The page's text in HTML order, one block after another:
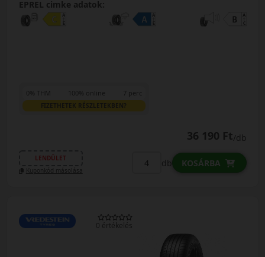
EPREL cimke adatok:
0% THM 100% online 7 perc
FIZETHETEK RÉSZLETEKBEN?
36 190 Ft/db
LENDÜLET
Kuponkód másolása
db KOSÁRBA
0 értékelés